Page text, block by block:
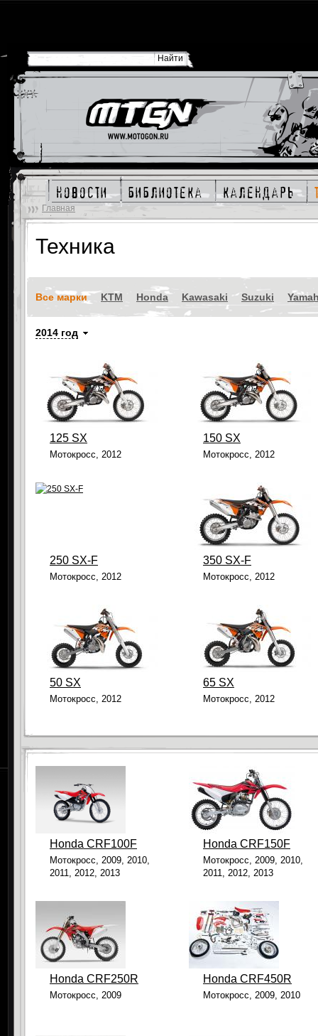
новости библиотека календарь
Главная
Техника
Все марки KTM Honda Kawasaki Suzuki
2014 год
125 SX
Мотокросс, 2012
150 SX
Мотокросс, 2012
250 SX-F
Мотокросс, 2012
350 SX-F
Мотокросс, 2012
50 SX
Мотокросс, 2012
65 SX
Мотокросс, 2012
Honda CRF100F
Мотокросс, 2009, 2010,
2011, 2012, 2013
Honda CRF150F
Мотокросс, 2009, 2010,
2011, 2012, 2013
Honda CRF250R
Мотокросс, 2009
Honda CRF450R
Мотокросс, 2009, 2010